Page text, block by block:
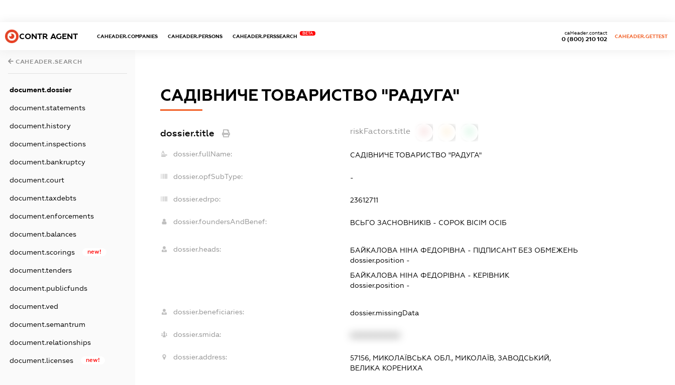
CONTR AGENT CAHEADER.COMPANIES CAHEADER.PERSONS CAHEADER.PERSSEARCH
BETA
0 (800) 210 102
caHeader.contact
CAHEADER.GETTEST
CAHEADER.SEARCH
document.dossier
document.statements
document.history
document.inspections
document.bankruptcy
document.court
document.taxdebts
document.enforcements
document.balances
document.scorings new!
document.tenders
document.publicfunds
document.ved
document.semantrum
document.relationships
document.licenses new!
САДІВНИЧЕ ТОВАРИСТВО "РАДУГА"
dossier.title riskFactors.title
dossier.fullName: САДІВНИЧЕ ТОВАРИСТВО "РАДУГА"
dossier.opfSubType: -
dossier.edrpo: 23612711
dossier.foundersAndBenef: ВСЬГО ЗАСНОВНИКІВ - СОРОК ВІСІМ ОСІБ
dossier.heads: БАЙКАЛОВА НІНА ФЕДОРІВНА - ПІДПИСАНТБЕЗ ОБМЕЖЕНЬ
dossier.position -
БАЙКАЛОВА НІНА ФЕДОРІВНА - КЕРІВНИК
dossier.position -
dossier.beneficiaries: dossier.missingData
dossier.smida:
dossier.address:
57156, МИКОЛАЇВСЬКА ОБЛ., МИКОЛАЇВ, ЗАВОДСЬКИЙ,
ВЕЛИКА КОРЕНИХА